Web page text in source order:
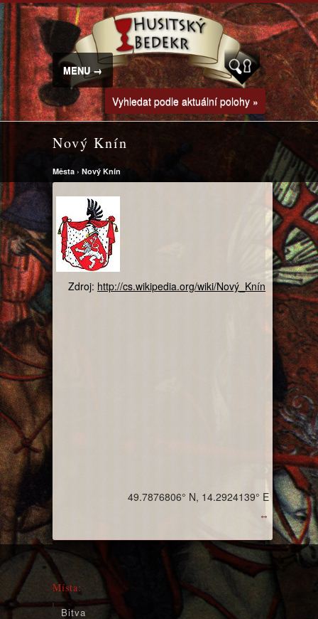
MENU →
Vyhledat podle aktuální polohy »
Nový Knín
Města › Nový Knín
Zdroj: http://cs.wikipedia.org/wiki/Nový_Knín
↔
49.7876806° N, 14.2924139° E
Místa:
Bitva